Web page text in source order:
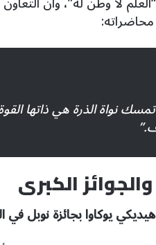
تمسك نواة الذرة هي ذاتها
الكبرى
هيديكي يوكاوا بجائزة نوبل في